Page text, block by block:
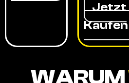
Jetzt
Kaufen
WARUM